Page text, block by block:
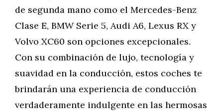
de segunda mano como el Mercedes-Benz
Clase E, BMW Serie 5, Audi A6, Lexus RX y
Volvo XC60 son opciones excepcionales.
Con su combinación de lujo, tecnología y
suavidad en la conducción, estos coches te
brindarán una experiencia de conducción
verdaderamente indulgente en las hermosas